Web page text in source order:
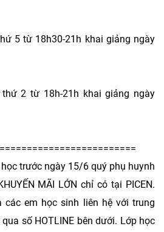
5 từ 18h30-21h khai giảng ngày
2 từ 18h-21h khai giảng ngày
trước ngày 15/6 quý phụ huynh
MÃI LỚN chỉ có tại PICEN.
các em học sinh liên hệ với trung
số HOTLINE bên dưới. Lớp học